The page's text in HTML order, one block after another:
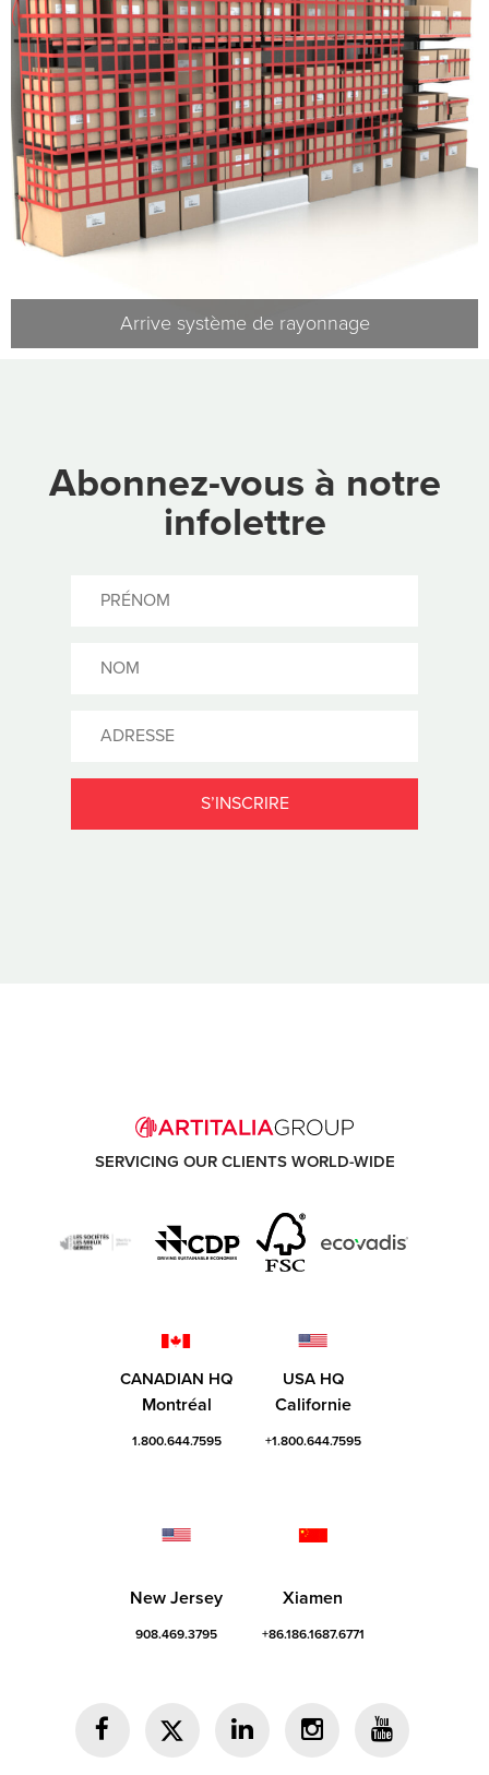
Arrive système de rayonnage
Abonnez-vous à notre
infolettre
SERVICING OUR CLIENTS WORLD-WIDE
CANADIAN HQ
Montréal
1.800.644.7595
USA HQ
Californie
+1.800.644.7595
New Jersey
908.469.3795
Xiamen
+86.186.1687.6771